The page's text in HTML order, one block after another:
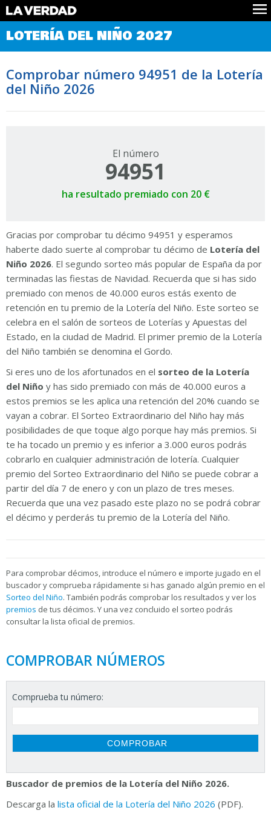
Comprobar Loteria del Niño
Premios
Noticias
Datos
Historia
LOTERÍA DEL NIÑO 2027
Comprobar número 94951 de la Lotería
del Niño 2026
El número
94951
ha resultado premiado con 20 €
Gracias por comprobar tu décimo 94951 y esperamos
haberte dado suerte al comprobar tu décimo de Lotería del
Niño 2026. El segundo sorteo más popular de España da por
terminadas las fiestas de Navidad. Recuerda que si has sido
premiado con menos de 40.000 euros estás exento de
retención en tu premio de la Lotería del Niño. Este sorteo se
celebra en el salón de sorteos de Loterías y Apuestas del
Estado, en la ciudad de Madrid. El primer premio de la Lotería
del Niño también se denomina el Gordo.
Si eres uno de los afortunados en el sorteo de la Lotería
del Niño y has sido premiado con más de 40.000 euros a
estos premios se les aplica una retención del 20% cuando se
vayan a cobrar. El Sorteo Extraordinario del Niño hay más
posibilidades de que toque algo porque hay más premios. Si
te ha tocado un premio y es inferior a 3.000 euros podrás
cobrarlo en cualquier administración de lotería. Cualquier
premio del Sorteo Extraordinario del Niño se puede cobrar a
partir del día 7 de enero y con un plazo de tres meses.
Recuerda que una vez pasado este plazo no se podrá cobrar
el décimo y perderás tu premio de la Lotería del Niño.
Para comprobar décimos, introduce el número e importe jugado en el
buscador y comprueba rápidamente si has ganado algún premio en el
Sorteo del Niño. También podrás comprobar los resultados y ver los
premios de tus décimos. Y una vez concluido el sorteo podrás
consultar la lista oficial de premios.
COMPROBAR NÚMEROS
Comprueba tu número:
Buscador de premios de la Lotería del Niño 2026.
Descarga la lista oficial de la Lotería del Niño 2026 (PDF).